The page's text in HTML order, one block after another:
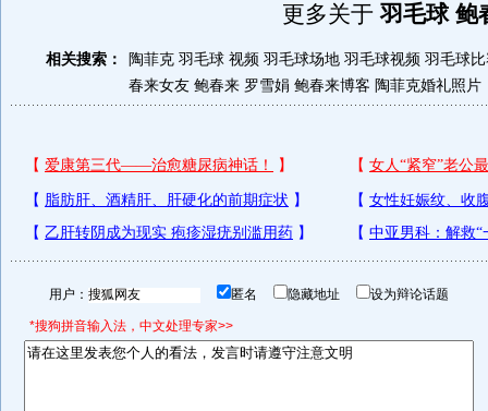
更多关于羽毛球 鲍
相关搜索： 陶菲克 羽毛球 视频 羽毛球场地 羽毛球视频 羽毛球
春来女友 鲍春来 罗雪娟 鲍春来博客 陶菲克婚礼照片
用户： 匿名 隐藏地址 设为辩论话题
*搜狗拼音输入法，中文处理专家>>